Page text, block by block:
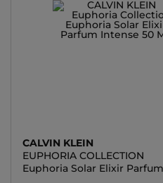
CALVIN KLEIN
EUPHORIA COLLECTION
Euphoria Solar Elixir